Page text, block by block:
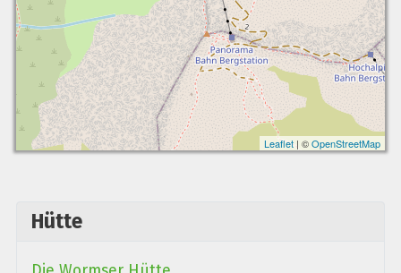
Hütte
Leaflet | ©OpenStreetMap